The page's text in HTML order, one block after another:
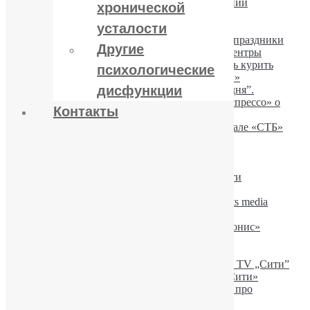
На 1 Национальном о легких наркотиках
На ТВ «Прямой» обсуждение: алкоголь и праздники
На ICTV обсуждаем реабилитационные центры
На TV «СТБ» о народных методах бросить курить
О реабилитационных центрах на TV «1+1»
На ТРК «Украина» для программы „Сегодня”.
Профессор Юрий Пакин на «ICTV» и «Эспрессо» о
проблемах отравления алкоголем
О проблемах СЕЛФИМАНИИ на телеканале «СТБ»
На телеканале СТБ о пищевой зависимости
В программе «Здоровье» на студии „Effects media
Лечение алкоголизма. Ю.Пакин на TV «Тонис»
Профессор Юрий Пакин об игромании на TV „Сити”
Лечение наркомании. Интервью на TV «Сити»
В телевизионной программе «ПравДиво» про
хронической
усталости
Другие
психологические
дисфункции
Контакты